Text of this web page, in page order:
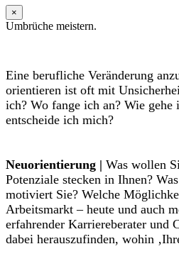
×
Umbrüche meistern.
Eine berufliche Veränderung
orientieren ist oft mit
ich? Wo fange ich an? Wie gehe
entscheide ich mich?
Neuorientierung | Was wollen
Potenziale stecken in Ihnen?
motiviert Sie? Welche
Arbeitsmarkt – heute und auch
erfahrender Karriereberater und
dabei herauszufinden, wohin